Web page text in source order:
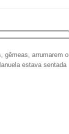
gêmeas, arrumarem o
estava sentada